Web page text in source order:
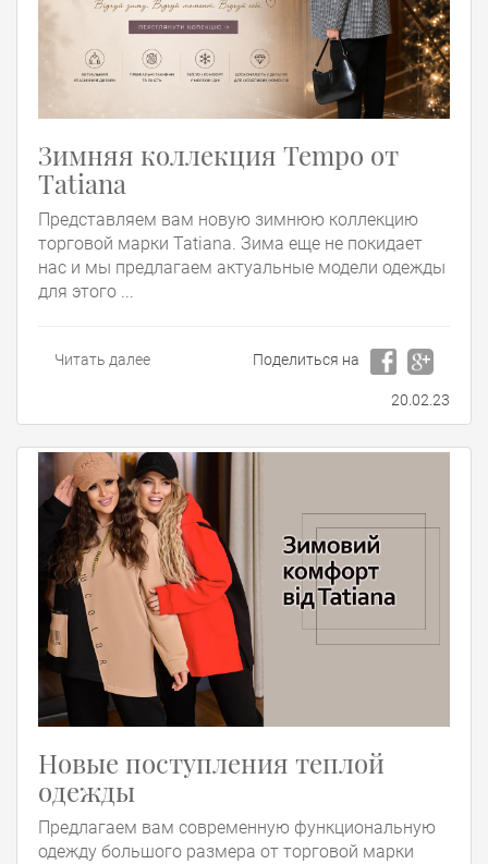
Зимняя коллекция Tempo от
Tatiana
Представляем вам новую зимнюю коллекцию
торговой марки Tatiana. Зима еще не покидает
нас и мы предлагаем актуальные модели одежды
для этого ...
Читать далее Поделиться на
20.02.23
Новые поступления теплой
одежды
Предлагаем вам современную функциональную
одежду большого размера от торговой марки